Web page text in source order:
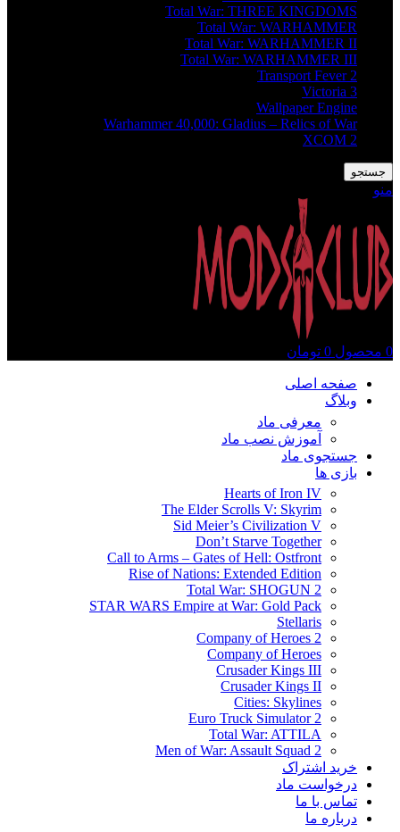
Total War: THREE KINGDOMS
Total War: WARHAMMER
Total War: WARHAMMER II
Total War: WARHAMMER III
Transport Fever 2
Victoria 3
Wallpaper Engine
Warhammer 40,000: Gladius – Relics of War
XCOM 2
جستجو
منو
0 محصول 0 تومان
صفحه اصلی
وبلاگ
معرفی ماد
آموزش نصب ماد
جستجوی ماد
بازی ها
Hearts of Iron IV
The Elder Scrolls V: Skyrim
Sid Meier’s Civilization V
Don’t Starve Together
Call to Arms – Gates of Hell: Ostfront
Rise of Nations: Extended Edition
Total War: SHOGUN 2
STAR WARS Empire at War: Gold Pack
Stellaris
Company of Heroes 2
Company of Heroes
Crusader Kings III
Crusader Kings II
Cities: Skylines
Euro Truck Simulator 2
Total War: ATTILA
Men of War: Assault Squad 2
خرید اشتراک
درخواست ماد
تماس با ما
درباره ما